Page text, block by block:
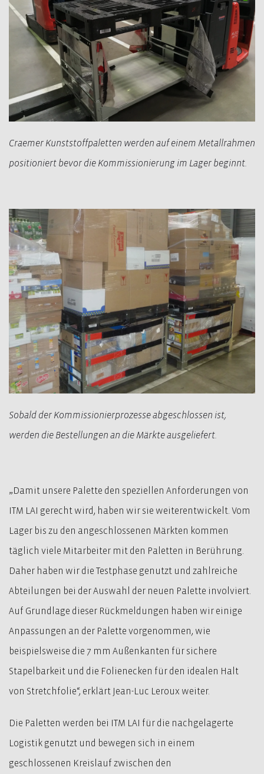
Craemer Kunststoffpaletten werden auf einem Metallrahmen
positioniert bevor die Kommissionierung im Lager beginnt.
Sobald der Kommissionierprozesse abgeschlossen ist,
werden die Bestellungen an die Märkte ausgeliefert.
„Damit unsere Palette den speziellen Anforderungen von
ITM LAI gerecht wird, haben wir sie weiterentwickelt. Vom
Lager bis zu den angeschlossenen Märkten kommen
täglich viele Mitarbeiter mit den Paletten in Berührung.
Daher haben wir die Testphase genutzt und zahlreiche
Abteilungen bei der Auswahl der neuen Palette involviert.
Auf Grundlage dieser Rückmeldungen haben wir einige
Anpassungen an der Palette vorgenommen, wie
beispielsweise die 7 mm Außenkanten für sichere
Stapelbarkeit und die Folienecken für den idealen Halt
von Stretchfolie“, erklärt Jean-Luc Leroux weiter.
Die Paletten werden bei ITM LAI für die nachgelagerte
Logistik genutzt und bewegen sich in einem
geschlossenen Kreislauf zwischen den